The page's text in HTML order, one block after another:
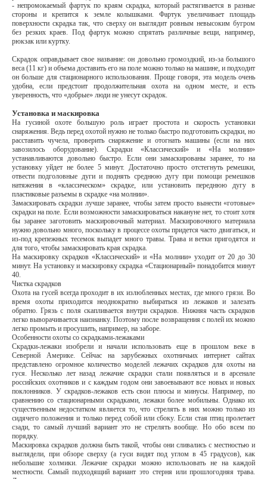
- непромокаемый фартук по краям скрадка, который растягивается в разные
стороны и крепится к земле колышками. Фартук увеличивает площадь
поверхности скрадка так, что сверху он выглядит ровным невысоким бугром
без резких краев. Под фартук можно спрятать различные вещи, например,
рюкзак или куртку.
Скрадок оправдывает свое название: он довольно громоздкий, из-за большого
веса (11 кг) и объема доставить его на поле можно только на машине, и подходит
он больше для стационарного использования. Проще говоря, эта модель очень
удобна, если предстоит продолжительная охота на одном месте, и есть
уверенность, что «добрые» люди не унесут скрадок.
Установка и маскировка
На гусиной охоте большую роль играет простота и скорость установки
снаряжения. Ведь перед охотой нужно не только быстро подготовить скрадки, но
расставить чучела, проверить снаряжение и отогнать машины (если на них
завозилось оборудование). Скрадки «Классический» и «На молнии»
устанавливаются довольно быстро. Если они замаскированы заранее, то на
установку уйдет не более 5 минут. Достаточно просто отстегнуть ремешки,
отвести подголовные дуги и поднять среднюю дугу при помощи ремешков
натяжения в «классическом» скрадке, или установить переднюю дугу в
пластиковые разъемы в скрадке «на молнии».
Замаскировать скрадки лучше заранее, чтобы затем просто вынести «готовые»
скрадки на поле. Если возможности замаскироваться накануне нет, то стоит хотя
бы заранее заготовить маскировочный материал. Маскировочного материала
нужно довольно много, поскольку в процессе охоты придется часто двигаться, и
из-под крепежных тесемок выпадет много травы. Трава и ветки пригодятся и
для того, чтобы замаскировать края скрадка.
На маскировку скрадков «Классический» и «На молнии» уходит от 20 до 30
минут. На установку и маскировку скрадка «Стационарный» понадобится минут
40.
Чистка скрадков
Охота на гусей всегда проходит в их излюбленных местах, где много грязи. Во
время охоты приходится неоднократно выбираться из лежаков и залезать
обратно. Грязь с поля скапливается внутри скрадков. Нижняя часть скрадков
легко выворачивается наизнанку. Поэтому после возвращения с полей их можно
легко промыть и просушить, например, на заборе.
Особенности охоты со скрадками-лежаками
Скрадки-лежаки изобрели и начали использовать еще в прошлом веке в
Северной Америке. Сейчас на зарубежных охотничьих интернет сайтах
представлено огромное количество моделей лежачих скрадков для охоты на
гуся. Несколько лет назад лежачие скрадки стали появляться и в арсенале
российских охотников и с каждым годом они завоевывают все новых и новых
поклонников. У скрадков-лежаков есть свои плюсы и минусы. Например, по
сравнению со стационарными скрадками, лежаки более мобильны. Однако их
существенным недостатком является то, что стрелять в них можно только из
сидячего положения и только перед собой или сбоку. Если стая птиц пролетает
сзади, то самый лучший вариант это не стрелять вообще. Но обо всем по
порядку.
Маскировка скрадков должна быть такой, чтобы они сливались с местностью и
выглядели, при обзоре сверху (а гуси видят под углом в 45 градусов), как
небольшие холмики. Лежачие скрадки можно использовать не на каждой
местности. Самый подходящий вариант это стерня или прошлогодняя трава.